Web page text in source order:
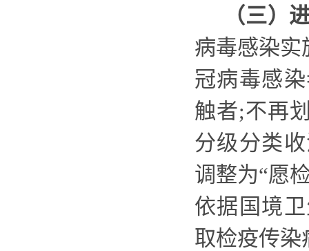
（三）
病毒感染实
冠病毒感
触者;不再
分级分类
调整为“愿
依据国境
取检疫传染